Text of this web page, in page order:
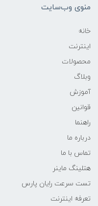
منوی وب‌سایت
خانه
اینترنت
محصولات
وبلاگ
آموزش
قوانین
راهنما
درباره ما
تماس با ما
هتلینگ ماینر
تست سرعت رایان پارس
تعرفه اینترنت